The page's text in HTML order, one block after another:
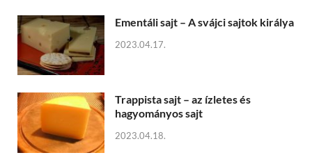
Ementáli sajt – A svájci sajtok királya
2023.04.17.
Trappista sajt – az ízletes és
hagyományos sajt
2023.04.18.